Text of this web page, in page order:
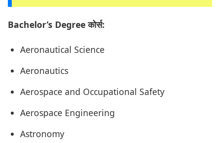
Bachelor’s Degree कोर्स:
Aeronautical Science
Aeronautics
Aerospace and Occupational Safety
Aerospace Engineering
Astronomy